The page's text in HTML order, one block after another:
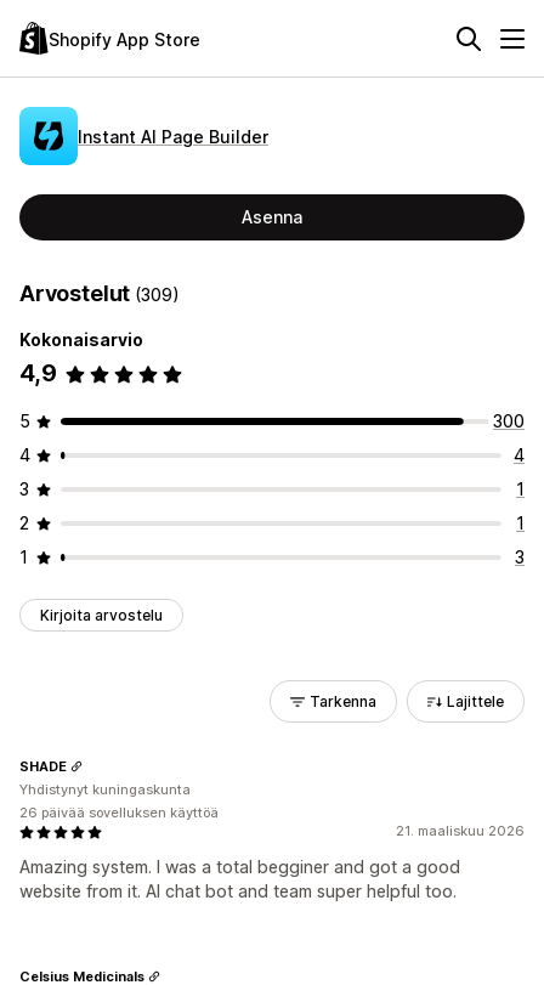
Shopify App Store
Instant AI Page Builder
Asenna
Arvostelut (309)
Kokonaisarvio
4,9
5
300
4
4
3
1
2
1
1
3
Kirjoita arvostelu
Tarkenna Lajittele
21. maaliskuu 2026
Amazing system. I was a total begginer and got a good
website from it. AI chat bot and team super helpful too.
SHADE
Yhdistynyt kuningaskunta
26 päivää sovelluksen käyttöä
Celsius Medicinals